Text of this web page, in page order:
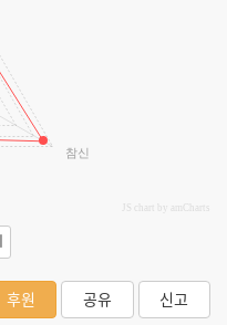
참신
JS chart by amCharts
후원 공유 신고